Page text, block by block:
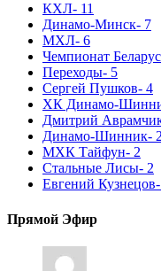
КХЛ- 11
Динамо-Минск- 7
МХЛ- 6
Чемпионат
Переходы- 5
Сергей Пушков- 4
ХК Динамо-
Дмитрий
Динамо-Шинник-
МХК Тайфун- 2
Стальные Лисы- 2
Евгений Кузнецов
Прямой Эфир